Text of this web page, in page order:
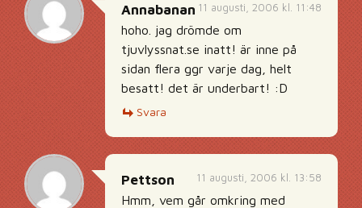
11 augusti, 2006 kl. 11:48
Annabanan
hoho. jag drömde om
tjuvlyssnat.se inatt! är inne på
sidan flera ggr varje dag, helt
besatt! det är underbart! :D
Svara
11 augusti, 2006 kl. 13:58
Pettson
Hmm, vem går omkring med